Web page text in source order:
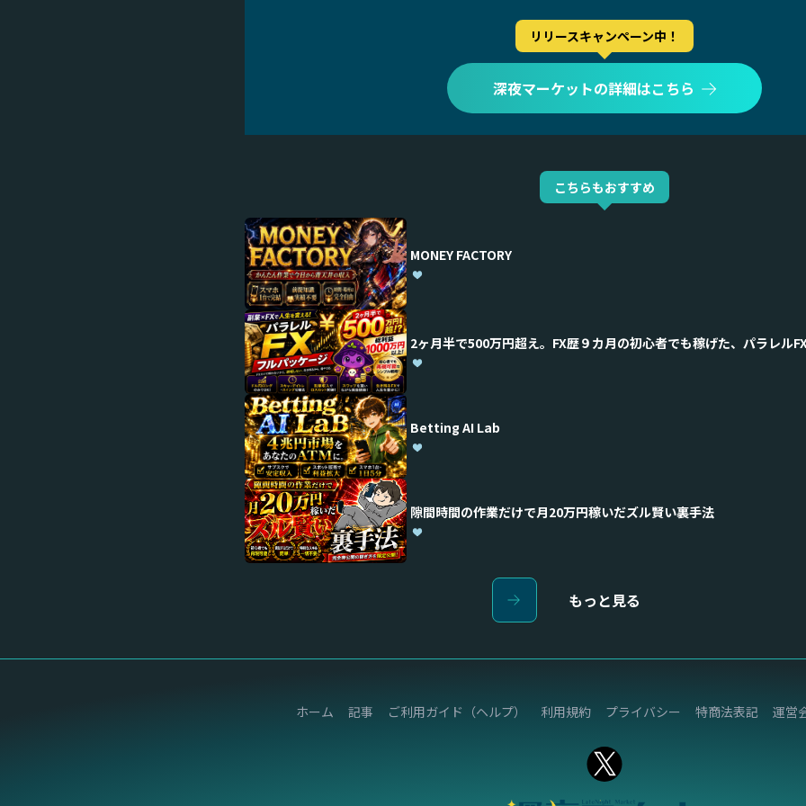
リリースキャンペーン中！
深夜マーケットの詳細はこちら
こちらもおすすめ
MONEY FACTORY
2ヶ月半で500万円超え。FX歴９カ月の初心者でも稼げた、パラレル
Betting AI Lab
隙間時間の作業だけで月20万円稼いだズル賢い裏手法
もっと見る
ホーム 記事 ご利用ガイド（ヘルプ） 利用規約 プライバシー 特商法表記 運営